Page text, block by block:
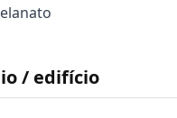
/ edifício